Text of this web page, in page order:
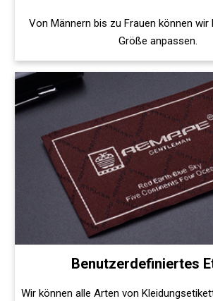
Von Männern bis zu Frauen können wir
Größe anpassen.
Benutzerdefiniertes
Wir können alle Arten von